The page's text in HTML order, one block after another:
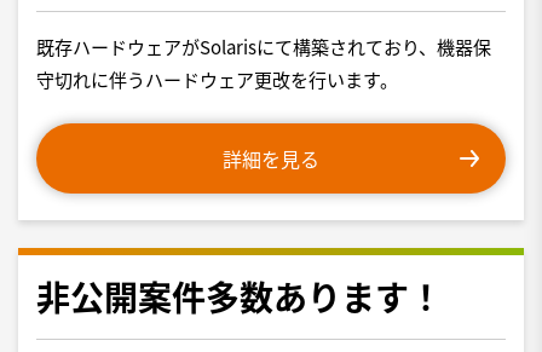
既存ハードウェアがSolarisにて構築されており、機器保
守切れに伴うハードウェア更改を行います。
詳細を見る
非公開案件多数あります！